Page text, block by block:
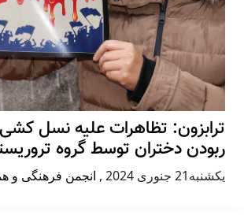
ترابزون: تظاهرات علیه نسل کشی
ربودن دختران توسط گروه
يكشنبه21 جنوری 2024 , انجمن فرهنگی و